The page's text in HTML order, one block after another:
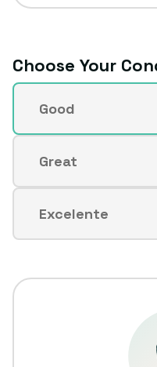
Choose Your
Condición
Good
Variante
agotada
o
no
disponible
Great
Variante
agotada
o
no
disponible
Excelente
Variante
agotada
no